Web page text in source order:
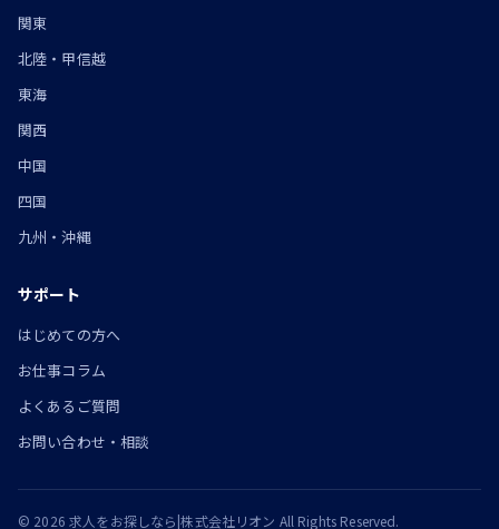
関東
北陸・甲信越
東海
関西
中国
四国
九州・沖縄
サポート
はじめての方へ
お仕事コラム
よくあるご質問
お問い合わせ・相談
© 2026 求人をお探しなら|株式会社リオン All Rights Reserved.